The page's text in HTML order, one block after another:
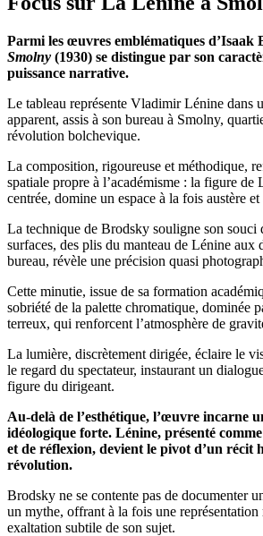
Parmi les œuvres emblématiques d’Isaak
Smolny (1930) se distingue par son
puissance narrative.
Le tableau représente Vladimir Lénine dans
apparent, assis à son bureau à Smolny,
révolution bolchevique.
La composition, rigoureuse et méthodique,
spatiale propre à l’académisme : la figure de
centrée, domine un espace à la fois austère
La technique de Brodsky souligne son souci
surfaces, des plis du manteau de Lénine aux
bureau, révèle une précision quasi
Cette minutie, issue de sa formation
sobriété de la palette chromatique, dominée
terreux, qui renforcent l’atmosphère de
La lumière, discrètement dirigée, éclaire le
le regard du spectateur, instaurant un
figure du dirigeant.
Au-delà de l’esthétique, l’œuvre incarne
idéologique forte. Lénine, présenté
et de réflexion, devient le pivot d’un récit
révolution.
Brodsky ne se contente pas de documenter
un mythe, offrant à la fois une représentation
exaltation subtile de son sujet.